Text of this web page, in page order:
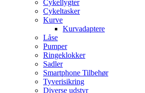
Cykellygter
Cykeltasker
Kurve
Kurvadaptere
Låse
Pumper
Ringeklokker
Sadler
Smartphone Tilbehør
Tyverisikring
Diverse udstyr